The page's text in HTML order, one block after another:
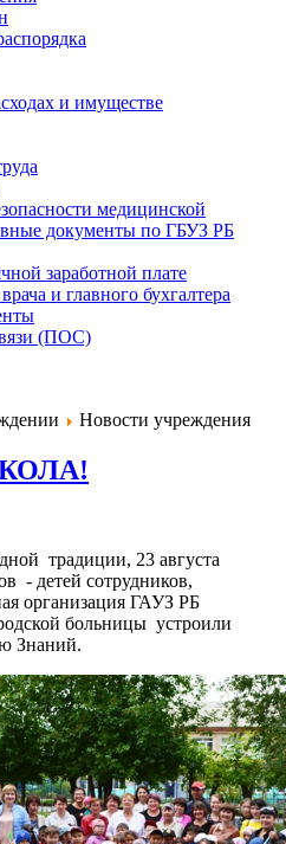
и имуществе
медицинской
документы по ГБУЗ РБ
заработной плате
и главного бухгалтера
(ПОС)
Новости учреждения
традиции, 23 августа
- детей сотрудников,
организация ГАУЗ РБ
больницы устроили
Знаний.